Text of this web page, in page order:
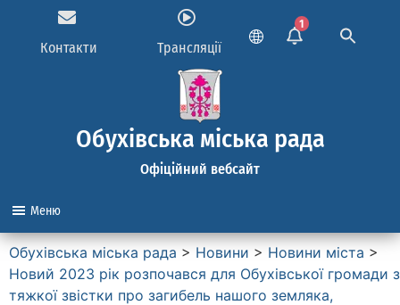
Контакти Трансляції
1
Обухівська міська рада
Офіційний вебсайт
Меню
Обухівська міська рада > Новини > Новини міста >
Новий 2023 рік розпочався для Обухівської громади з
тяжкої звістки про загибель нашого земляка,